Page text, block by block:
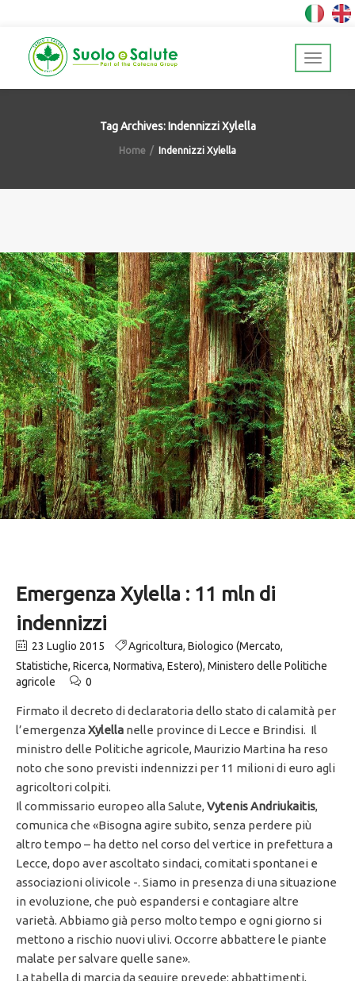
Tag Archives: Indennizzi Xylella
Home Indennizzi Xylella
Emergenza Xylella : 11 mln di
indennizzi
23 Luglio 2015 Agricoltura, Biologico (Mercato,
Statistiche, Ricerca, Normativa, Estero), Ministero delle Politiche
agricole
0
Firmato il decreto di declaratoria dello stato di calamità per
l’emergenzaXylella nelle province di Lecce e Brindisi. Il
ministro delle Politiche agricole, Maurizio Martina ha reso
noto che sono previsti indennizzi per 11 milioni di euro agli
agricoltori colpiti.
Il commissario europeo alla Salute,Vytenis Andriukaitis,
comunica che «Bisogna agire subito, senza perdere più
altro tempo – ha detto nel corso del vertice in prefettura a
Lecce, dopo aver ascoltato sindaci, comitati spontanei e
associazioni olivicole -. Siamo in presenza di una situazione
in evoluzione, che può espandersi e contagiare altre
varietà. Abbiamo già perso molto tempo e ogni giorno si
mettono a rischio nuovi ulivi. Occorre abbattere le piante
malate per salvare quelle sane».
La tabella di marcia da seguire prevede: abbattimenti,